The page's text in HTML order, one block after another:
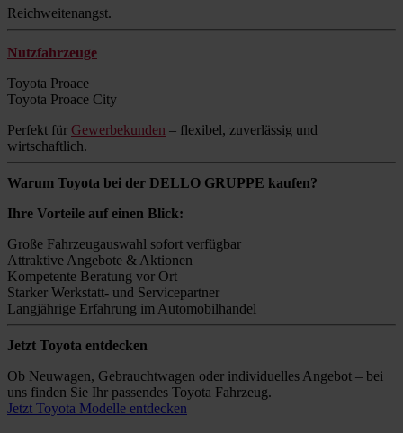
Reichweitenangst.
Nutzfahrzeuge
Toyota Proace
Toyota Proace City
Perfekt für Gewerbekunden – flexibel, zuverlässig und
wirtschaftlich.
Warum Toyota bei der DELLO GRUPPE kaufen?
Ihre Vorteile auf einen Blick:
Große Fahrzeugauswahl sofort verfügbar
Attraktive Angebote & Aktionen
Kompetente Beratung vor Ort
Starker Werkstatt- und Servicepartner
Langjährige Erfahrung im Automobilhandel
Jetzt Toyota entdecken
Ob Neuwagen, Gebrauchtwagen oder individuelles Angebot – bei
uns finden Sie Ihr passendes Toyota Fahrzeug.
Jetzt Toyota Modelle entdecken